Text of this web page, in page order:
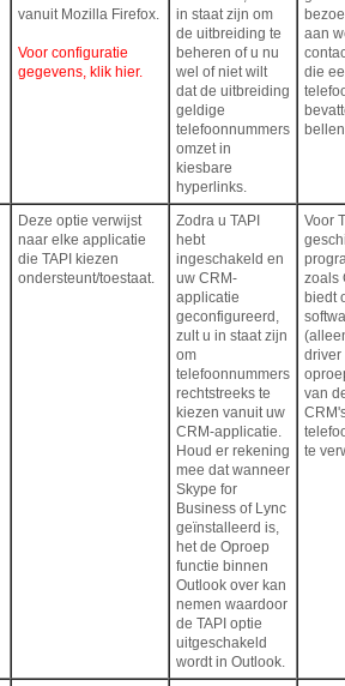
vanuit Mozilla Firefox.
Voor configuratie
gegevens, klik hier.
in staat zijn om
de uitbreiding te
beheren of u nu
wel of niet wilt
dat de uitbreiding
geldige
telefoonnummers
omzet in
kiesbare
hyperlinks.
aan
die
Deze optie verwijst
naar elke applicatie
die TAPI kiezen
ondersteunt/toestaat.
Zodra u TAPI
hebt
ingeschakeld en
uw CRM-
applicatie
geconfigureerd,
zult u in staat zijn
om
telefoonnummers
rechtstreeks te
kiezen vanuit uw
CRM-applicatie.
Houd er rekening
mee dat wanneer
Skype for
Business of Lync
geïnstalleerd is,
het de Oproep
functie binnen
Outlook over kan
nemen waardoor
de TAPI optie
uitgeschakeld
wordt in Outlook.
Voor
zoals
biedt
driver
van
te